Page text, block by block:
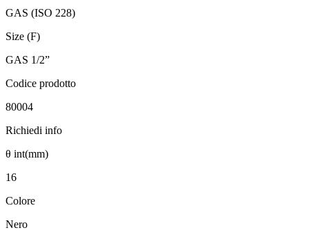
GAS (ISO 228)
Size (F)
GAS 1/2”
Codice prodotto
80004
Richiedi info
θ int(mm)
16
Colore
Nero